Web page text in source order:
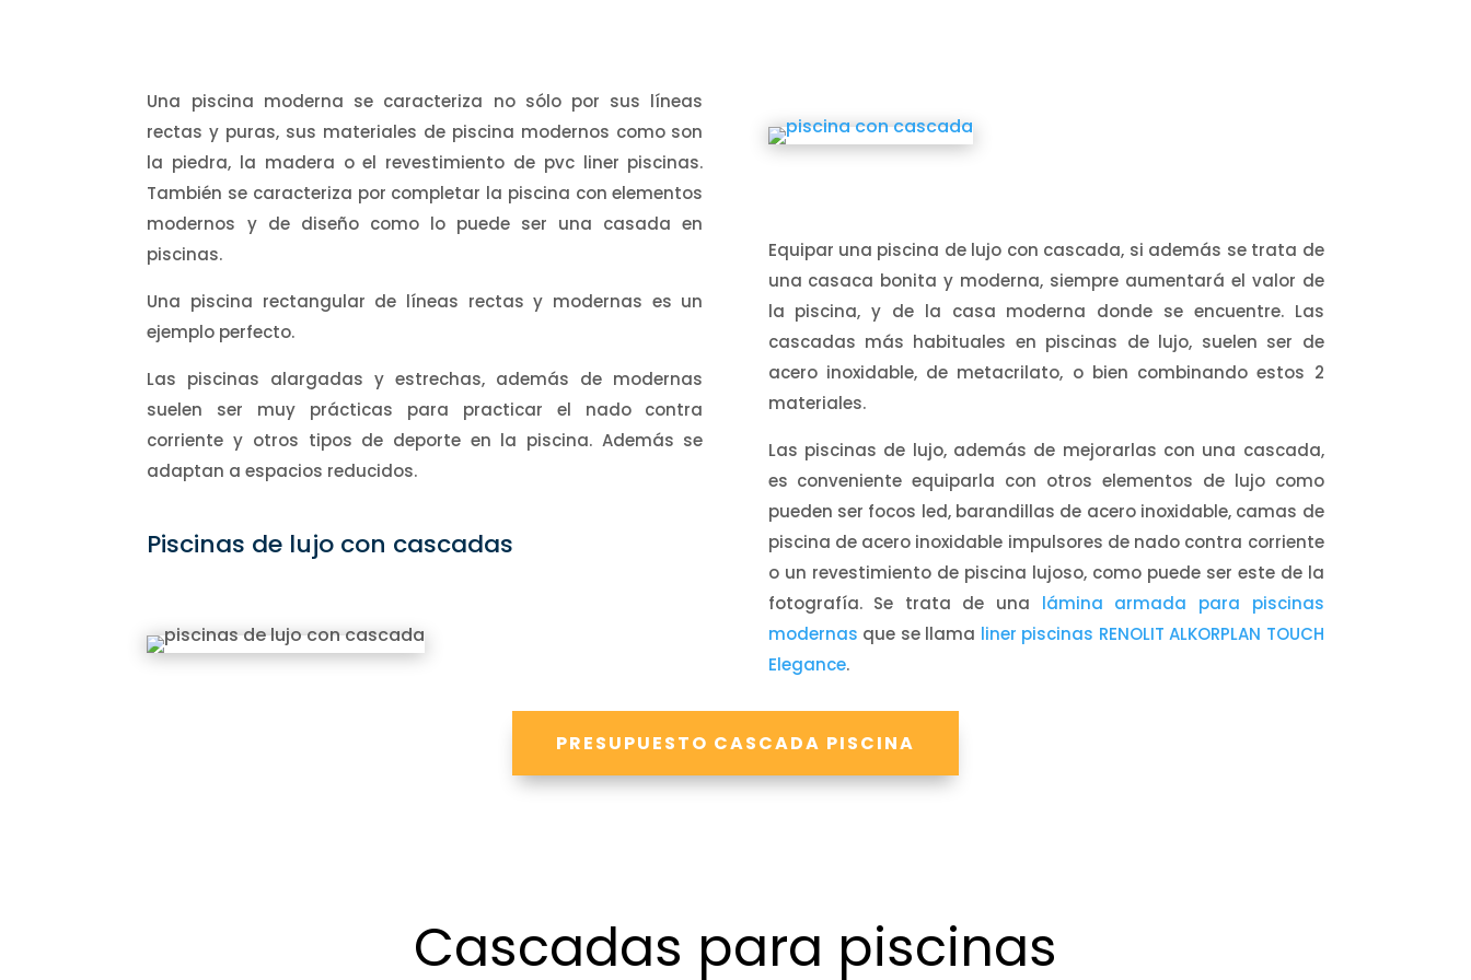
Una piscina moderna se caracteriza no sólo por sus líneas
rectas y puras, sus materiales de piscina modernos como son
la piedra, la madera o el revestimiento de pvc liner piscinas.
También se caracteriza por completar la piscina con elementos
modernos y de diseño como lo puede ser una casada en
piscinas.
Una piscina rectangular de líneas rectas y modernas es un
ejemplo perfecto.
Las piscinas alargadas y estrechas, además de modernas
suelen ser muy prácticas para practicar el nado contra
corriente y otros tipos de deporte en la piscina. Además se
adaptan a espacios reducidos.
Piscinas de lujo con cascadas
Equipar una piscina de lujo con cascada, si además se trata de
una casaca bonita y moderna, siempre aumentará el valor de
la piscina, y de la casa moderna donde se encuentre. Las
cascadas más habituales en piscinas de lujo, suelen ser de
acero inoxidable, de metacrilato, o bien combinando estos 2
materiales.
Las piscinas de lujo, además de mejorarlas con una cascada,
es conveniente equiparla con otros elementos de lujo como
pueden ser focos led, barandillas de acero inoxidable, camas de
piscina de acero inoxidable impulsores de nado contra corriente
o un revestimiento de piscina lujoso, como puede ser este de la
fotografía. Se trata de una lámina armada para piscinas
modernas que se llama liner piscinas RENOLIT ALKORPLAN TOUCH
Elegance.
PRESUPUESTO CASCADA PISCINA
Cascadas para piscinas